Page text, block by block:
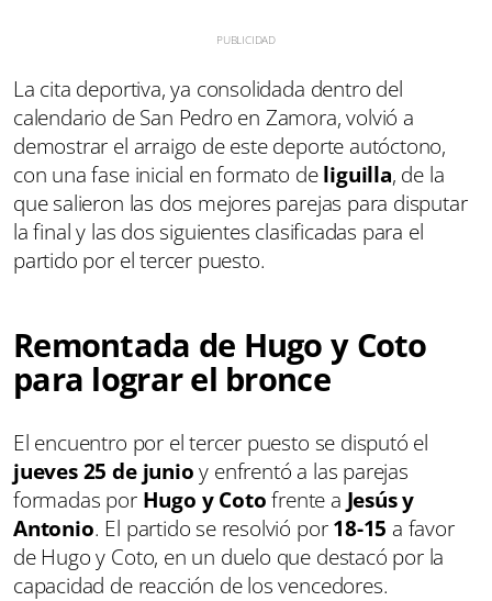
La cita deportiva, ya consolidada dentro del
calendario de San Pedro en Zamora, volvió a
demostrar el arraigo de este deporte autóctono,
con una fase inicial en formato deliguilla, de la
que salieron las dos mejores parejas para disputar
la final y las dos siguientes clasificadas para el
partido por el tercer puesto.
Remontada de Hugo y Coto
para lograr el bronce
El encuentro por el tercer puesto se disputó el
jueves 25 de junioy enfrentó a las parejas
formadas por Hugo y Cotofrente a Jesús y
Antonio. El partido se resolvió por18-15 a favor
de Hugo y Coto, en un duelo que destacó por la
capacidad de reacción de los vencedores.